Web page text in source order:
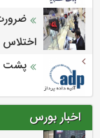
اختلاس
پشت
اخبار بورس